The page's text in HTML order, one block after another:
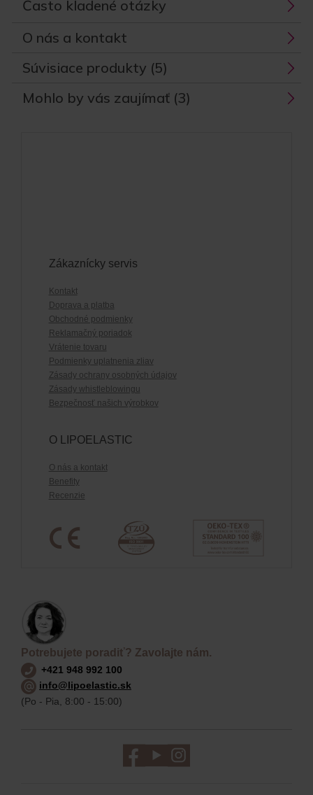
Často kladené otázky
O nás a kontakt
Súvisiace produkty (5)
Mohlo by vás zaujímať (3)
Zákaznícky servis
Kontakt
Doprava a platba
Obchodné podmienky
Reklamačný poriadok
Vrátenie tovaru
Podmienky uplatnenia zliav
Zásady ochrany osobných údajov
Zásady whistleblowingu
Bezpečnosť našich výrobkov
O LIPOELASTIC
O nás a kontakt
Benefity
Recenzie
Potrebujete poradiť? Zavolajte nám.
+421 948 992 100
info@lipoelastic.sk
(Po - Pia, 8:00 - 15:00)